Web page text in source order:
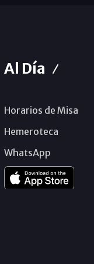
Al Día
Horarios de Misa
Hemeroteca
WhatsApp